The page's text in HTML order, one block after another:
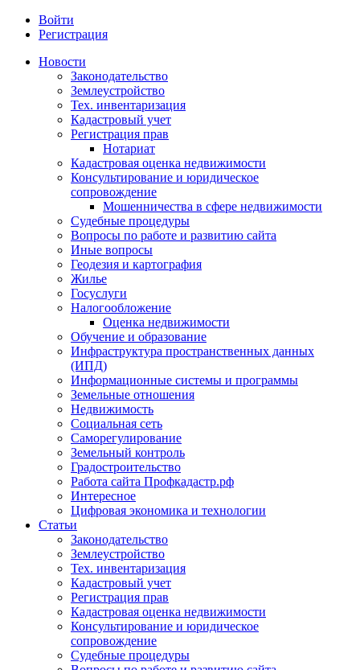
Войти
Регистрация
Новости
Законодательство
Землеустройство
Тех. инвентаризация
Кадастровый учет
Регистрация прав
Нотариат
Кадастровая оценка недвижимости
Консультирование и юридическое
сопровождение
Мошенничества в сфере недвижимости
Судебные процедуры
Вопросы по работе и развитию сайта
Иные вопросы
Геодезия и картография
Жилье
Госуслуги
Налогообложение
Оценка недвижимости
Обучение и образование
Инфраструктура пространственных данных
(ИПД)
Информационные системы и программы
Земельные отношения
Недвижимость
Социальная сеть
Саморегулирование
Земельный контроль
Градостроительство
Работа сайта Профкадастр.рф
Интересное
Цифровая экономика и технологии
Статьи
Законодательство
Землеустройство
Тех. инвентаризация
Кадастровый учет
Регистрация прав
Кадастровая оценка недвижимости
Консультирование и юридическое
сопровождение
Судебные процедуры